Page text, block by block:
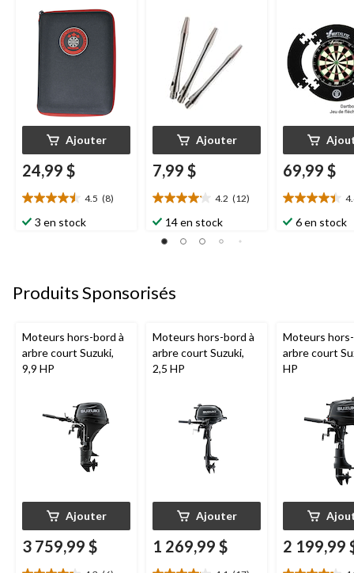
professionnel
SwiftflyteNDFC avec
pince de ceinture
Ajouter
24,99 $
4.5 (8)
4.5
étoile(s)
3 en stock
Ajouter
7,99 $
4.2 (12)
4.2
étoile(s)
sur
14 en stock
protecteur de
panneau
mur, 72 cm
69,99 $
4.4
étoile(s)
6 en stock
Produits Sponsorisés
Moteurs hors-bord à
arbre court Suzuki,
9,9 HP
Ajouter
3 759,99 $
Moteurs hors-bord à
arbre court Suzuki,
2,5 HP
Ajouter
1 269,99 $
Moteurs
arbre court
HP
2 199,99